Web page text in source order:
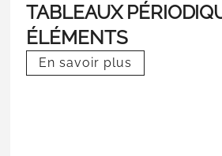
TABLEAUX
ÉLÉMENTS
En savoir plus